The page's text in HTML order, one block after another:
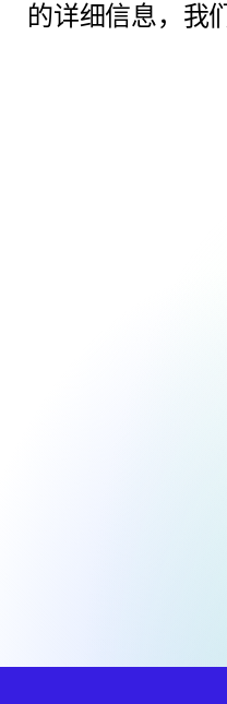
的详细信息，我